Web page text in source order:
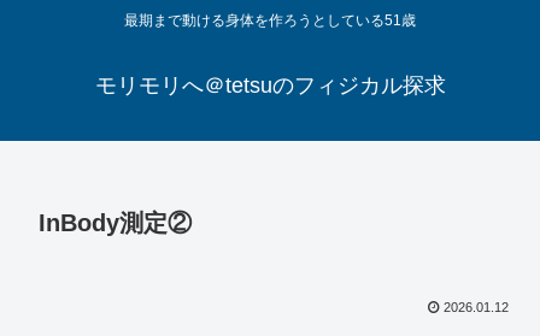
最期まで動ける身体を作ろうとしている51歳
モリモリへ＠tetsuのフィジカル探求
InBody測定②
2026.01.12